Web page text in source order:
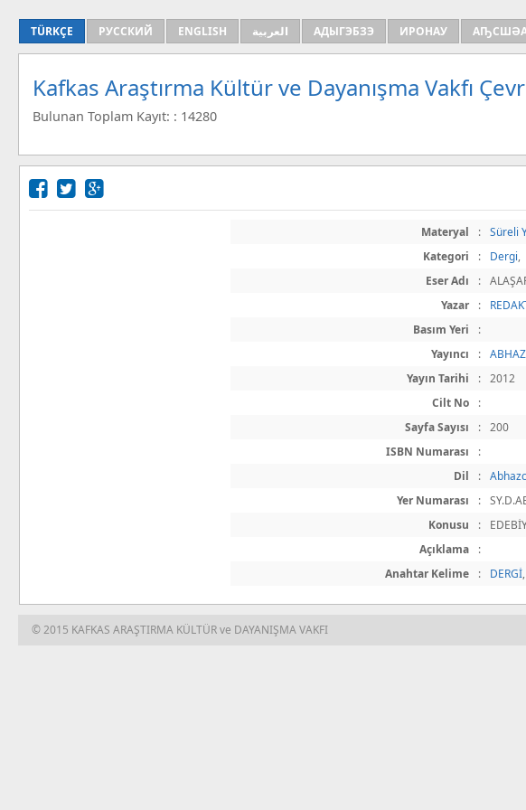
TÜRKÇE РУССКИЙ ENGLISH العربية АДЫГЭБЗЭ ИРОНАУ
Kafkas Araştırma Kültür ve Dayanışma Vakfı
Bulunan Toplam Kayıt: : 14280
Materyal :
Süreli
Kategori
: Dergi,
Eser Adı
:
Yazar
:
Basım Yeri
:
Yayıncı
:
Yayın Tarihi
:
2012
Cilt No
:
Sayfa Sayısı
:
200
ISBN Numarası
:
Dil
:
Yer Numarası
:
Konusu
:
Açıklama
:
Anahtar Kelime
: DERGİ
© 2015 KAFKAS ARAŞTIRMA KÜLTÜR ve DAYANIŞMA VAKFI